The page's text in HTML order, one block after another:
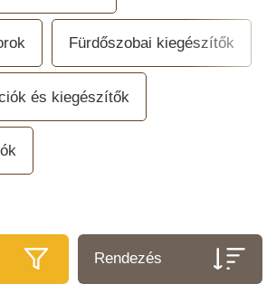
Fürdőszobai kiegészítők
és kiegészítők
Rendezés